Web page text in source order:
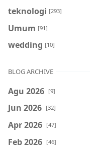
teknologi [293]
Umum [91]
wedding [10]
BLOG ARCHIVE
Agu 2026 [9]
Jun 2026 [32]
Apr 2026 [47]
Feb 2026 [46]